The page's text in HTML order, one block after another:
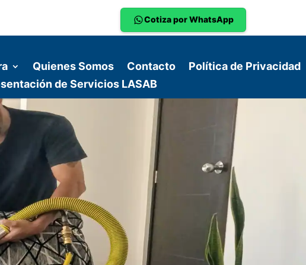
Cotiza por WhatsApp
Quienes Somos Contacto
Política de Privacidad
de Servicios LASAB